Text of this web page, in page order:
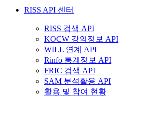
RISS API 센터
RISS 검색 API
KOCW 강의정보 API
WILL 연계 API
Rinfo 통계정보 API
FRIC 검색 API
SAM 분석활용 API
활용 및 참여 현황